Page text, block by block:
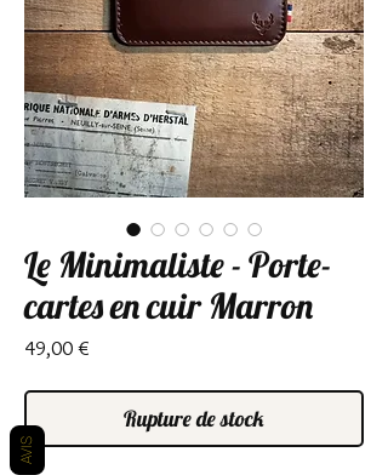
Le Minimaliste - Porte-
cartes en cuir Marron
49,00 €
Rupture de stock
AVIS